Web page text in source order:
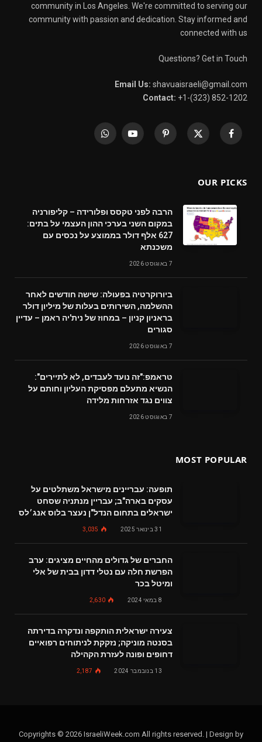
community in Los Angeles. We're committed to serving our
community with passion and dedication. Stay informed and
connected with us
Questions? Get in Touch
Email Us: shavuaisraeli@gmail.com
Contact: +1-(323) 852-1202
Facebook
X
Pinterest
YouTube
WhatsApp
OUR PICKS
הרבה לפני טקסס ופלורידה – קליפורניה
במקום השני בערכי ההון העצמי על בתים:
627 אלף דולר בממוצע על נכסים עם
משכנתא
7 באוגוסט 2026
ביורוקרטיה בפעולה: שישה חודשים לאחר
ההשלמה, השירותים בעלות של מיליון דולר
בראניון קניון – במחוז של נית'יה ראמן – עדיין
סגורים
7 באוגוסט 2026
טראמפ:"זה נועד לעבדים, לא לתיירים":
הנשיא מתעלם מפסיקת העליון וחותם על
צווים נגד אזרחות מלידה
7 באוגוסט 2026
MOST POPULAR
תופעה: עבריינים מישראל משתלטים על
עסקים בארה"ב; עבריין מנתניה שסחט
ישראלים בתחום הנדל"ן נעצר בלוס אנג׳לס
31 בינואר 2025 3,035
החברים של גדולים מהחיים מציגים: ערב
הפרשת חלה עם נטלי דדון בבית של אלי
ומיטל בכר
8 במאי 2024 2,630
צעירה ישראלית הותקפה ונדקרה בדירתה
בסנטה מוניקה; נזקקת לניתוחים רפואיים
דחופים ופונה לעזרת הקהילה
13 בנובמבר 2024 2,187
Copyrights © 2026 IsraeliWeek.com All rights reserved. | Design by